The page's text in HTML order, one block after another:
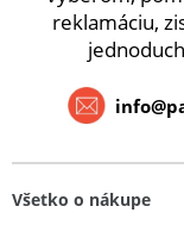
reklamáciu,
Všetko o nákupe